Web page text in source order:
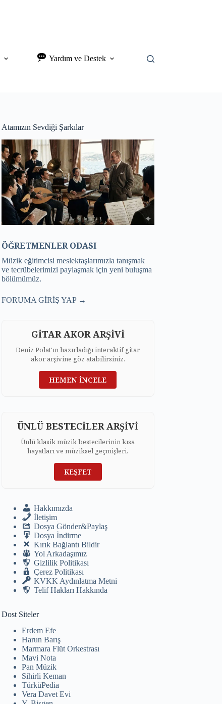
Yardım ve Destek
Atamızın Sevdiği Şarkılar
ÖĞRETMENLER ODASI
Müzik eğitimcisi meslektaşlarımızla tanışmak
ve tecrübelerimizi paylaşmak için yeni buluşma
bölümümüz.
FORUMA GİRİŞ YAP →
GİTAR AKOR ARŞİVİ
Deniz Polat'ın hazırladığı interaktif gitar
akor arşivine göz atabilirsiniz.
HEMEN İNCELE
ÜNLÜ BESTECİLER ARŞİVİ
Ünlü klasik müzik bestecilerinin kısa
hayatları ve müziksel geçmişleri.
KEŞFET
Hakkımızda
İletişim
Dosya Gönder&Paylaş
Dosya İndirme
Kırık Bağlantı Bildir
Yol Arkadaşımız
Gizlilik Politikası
Çerez Politikası
KVKK Aydınlatma Metni
Telif Hakları Hakkında
Dost Siteler
Erdem Efe
Harun Barış
Marmara Flüt Orkestrası
Mavi Nota
Pan Müzik
Sihirli Keman
TürküPedia
Vera Davet Evi